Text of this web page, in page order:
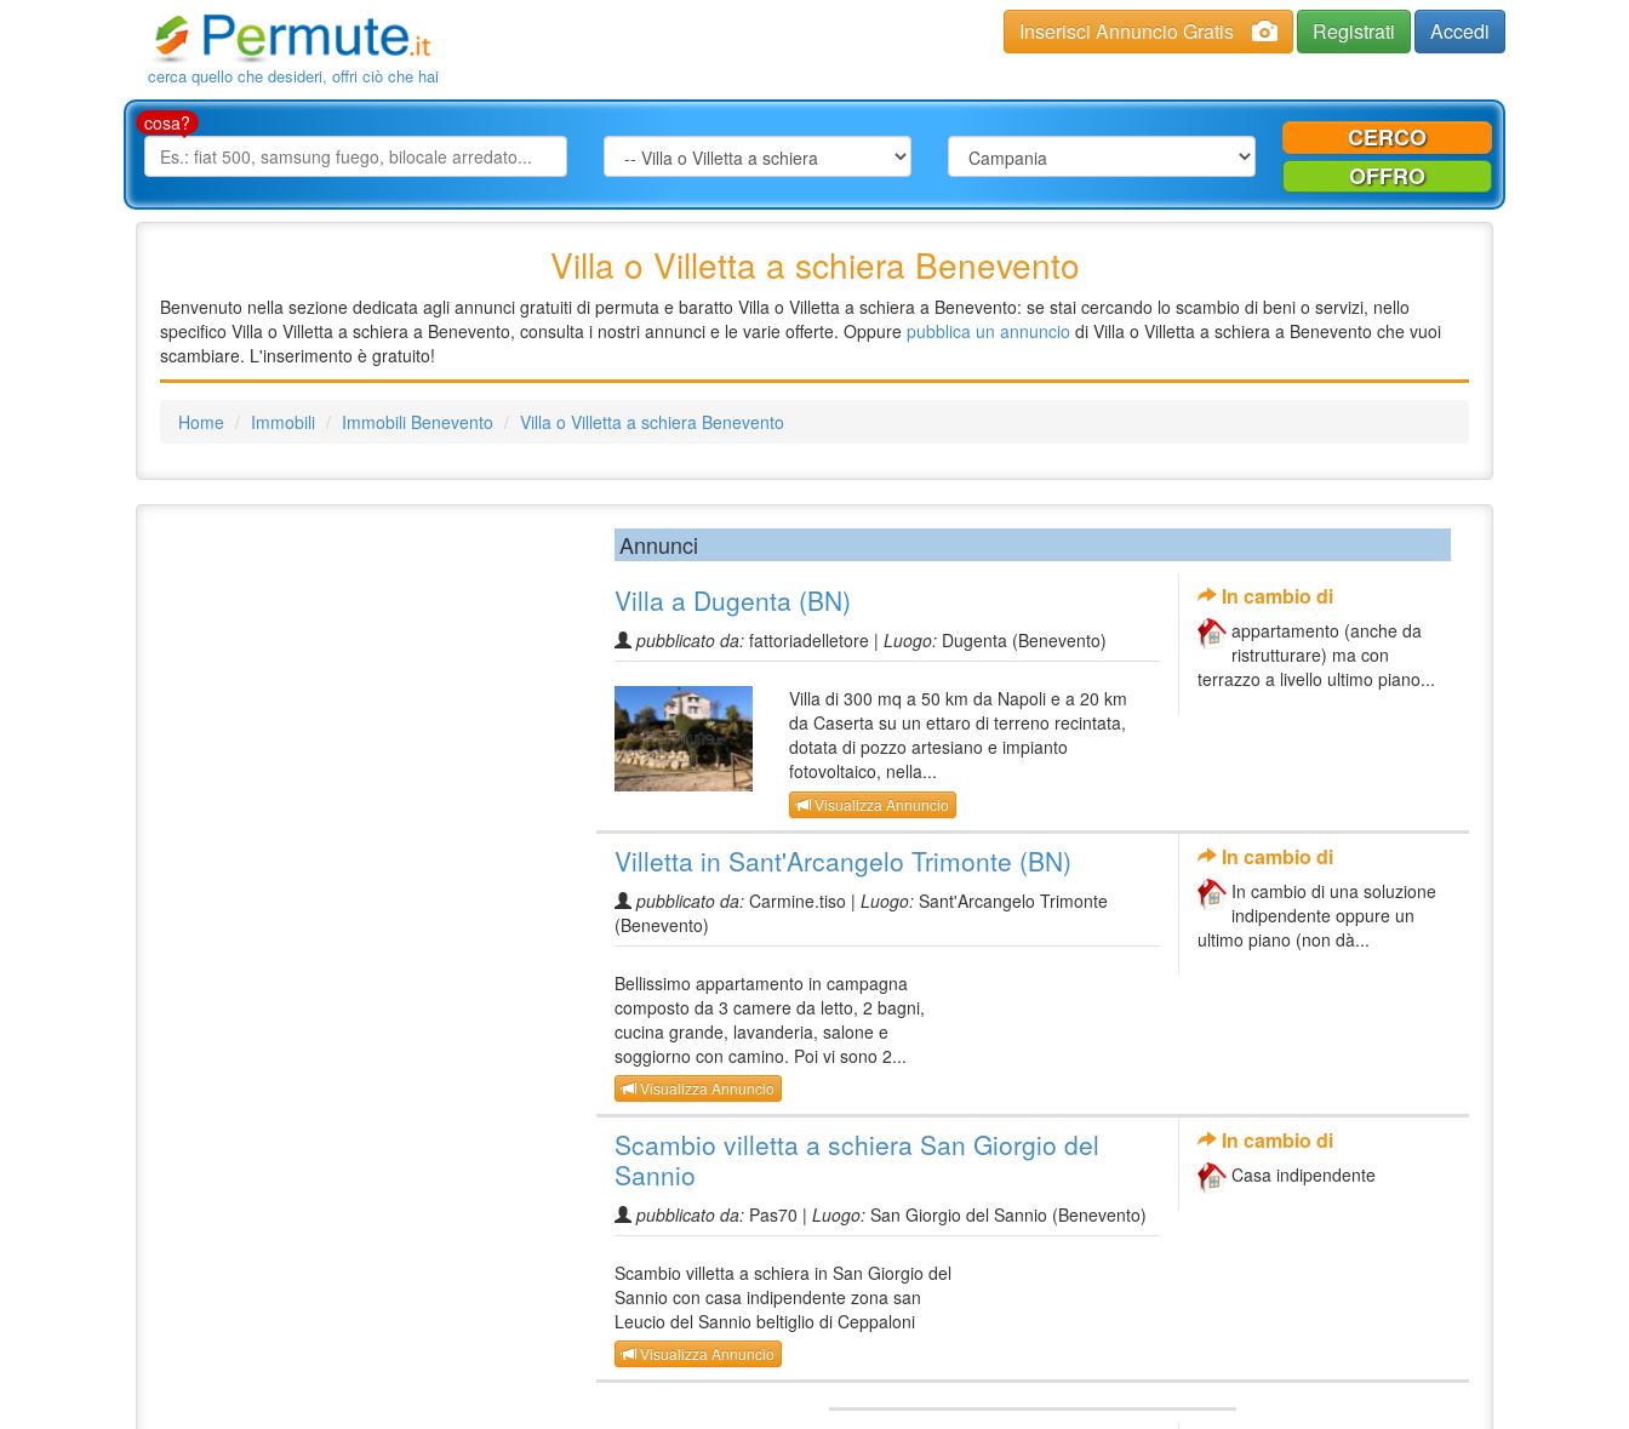
cerca quello che desideri, offri ciò che hai
Inserisci Annuncio Gratis Registrati Accedi
cosa?
CERCO
OFFRO
Villa o Villetta a schiera Benevento
Benvenuto nella sezione dedicata agli annunci gratuiti di permuta e baratto Villa o Villetta a schiera a Benevento: se stai cercando lo scambio di beni o servizi, nello
specifico Villa o Villetta a schiera a Benevento, consulta i nostri annunci e le varie offerte. Oppure pubblica un annuncio di Villa o Villetta a schiera a Benevento che vuoi
scambiare. L'inserimento è gratuito!
Home Immobili Immobili Benevento Villa o Villetta a schiera Benevento
Annunci
Villa a Dugenta (BN)
pubblicato da: fattoriadelletore | Luogo: Dugenta (Benevento)
Villa di 300 mq a 50 km da Napoli e a 20 km
da Caserta su un ettaro di terreno recintata,
dotata di pozzo artesiano e impianto
fotovoltaico, nella...
Visualizza Annuncio
In cambio di
appartamento (anche da
ristrutturare) ma con
terrazzo a livello ultimo piano...
Villetta in Sant'Arcangelo Trimonte (BN)
pubblicato da: Carmine.tiso | Luogo: Sant'Arcangelo Trimonte
(Benevento)
Bellissimo appartamento in campagna
composto da 3 camere da letto, 2 bagni,
cucina grande, lavanderia, salone e
soggiorno con camino. Poi vi sono 2...
Visualizza Annuncio
In cambio di
In cambio di una soluzione
indipendente oppure un
ultimo piano (non dà...
Scambio villetta a schiera San Giorgio del
Sannio
pubblicato da: Pas70 | Luogo: San Giorgio del Sannio (Benevento)
Scambio villetta a schiera in San Giorgio del
Sannio con casa indipendente zona san
Leucio del Sannio beltiglio di Ceppaloni
Visualizza Annuncio
In cambio di
Casa indipendente